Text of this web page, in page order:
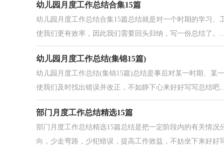
幼儿园月度工作总结合集15篇
幼儿园月度工作总结合集15篇总结就是对一个时期的学习
使我们更有效率，因此我们需要回头归纳，写一份总结了。
幼儿园月度工作总结(集锦15篇)
幼儿园月度工作总结(集锦15篇)总结是事后对某一时期、某
使我们及时找出错误并改正，不如静下心来好好写写总结吧
部门月度工作总结精选15篇
部门月度工作总结精选15篇总结是把一定阶段内的有关情
向，少走弯路，少犯错误，提高工作效益，不妨坐下来好好